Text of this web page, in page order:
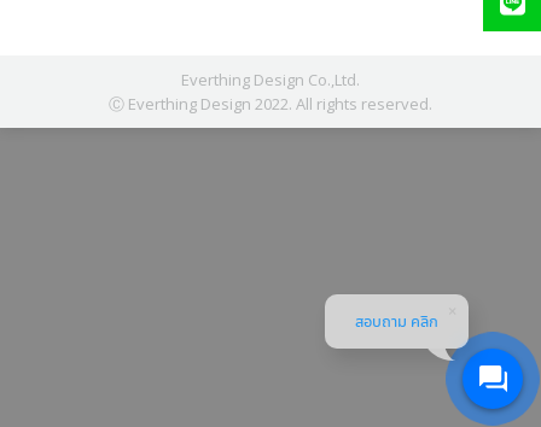
Everthing Design Co.,Ltd.
Ⓒ Everthing Design 2022. All rights reserved.
สอบถาม คลิก